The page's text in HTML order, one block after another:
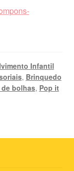
Infantil
, Brinquedo
de bolhas, Pop it